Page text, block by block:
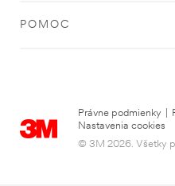
POMOC
Právne podmienky
Nastavenia cookies
© 3M 2026. Všetky